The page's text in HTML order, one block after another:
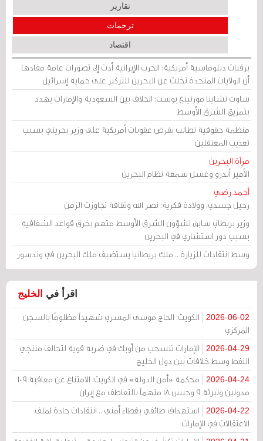
تقارير
ترجمات
اقتصاد
برقيات دبلوماسية أمريكية: الحرب الإيرانية أدت إلى تصورات عامة مفادها
أن الولايات المتحدة تخلت عن البحرين للتركيز على حماية إسرائيل
ساوث تشاينا مورنينغ بوست: الخلاف بين السعودية والإمارات يهدد
بتمزيق الشرق الأوسط
منظمة حقوقية تطالب بفرض عقوبات أمريكية على وزير بحريني بسبب
تعذيب المعتقلين
مرآة البحرين
الأمير أندرو وغسل سمعة نظام البحرين
أحمد رضي
رحيل جسدي، وولادة فكرية: نصر الله وثقافة تجاوزت الزمن
وزير بريطاني سابق لشؤون الشرق الأوسط متهم بخرق قواعد الشفافية
بسبب دور استشاري في البحرين
وسط انتقادات للزيارة .. ملك بريطانيا يستضيف ملك البحرين في وندسور
اقرأ في الخليج
2026-06-02
الكويت: الحاج موسى المسري شهيداً مظلومًا بالسجن
المركزي
2026-04-29
الإمارات تنسحب من أوبك في ضربة قوية لتحالف منتجي
النفط وسط خلافات بين دول الخليج
2026-04-24
محكمة «أمن الدولة» في الكويت: الامتناع عن معاقبة 109
مدونين وتبرئة 9 وحبس 18 متهماً بالتعاطف مع إيران
2026-04-22
استهداف طائفي بغطاء أمني .. انتقادات حادة لملف
الاعتقالات في الإمارات